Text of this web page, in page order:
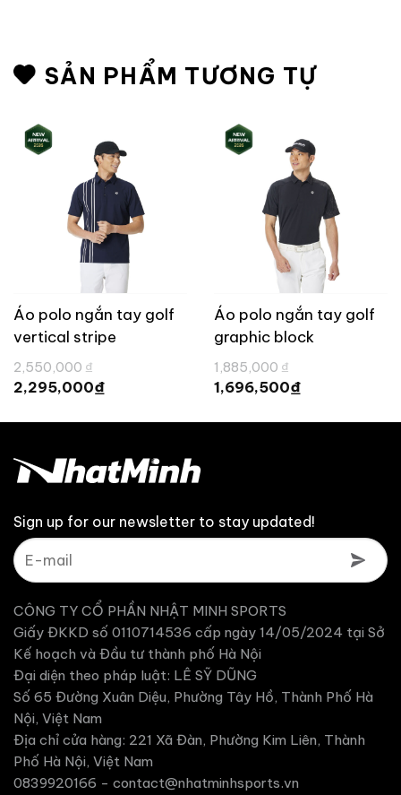
SẢN PHẨM TƯƠNG TỰ
Áo polo ngắn tay golf
vertical stripe
TaylorMade TL758
2,550,000 ₫
gốc
là:
2,295,000₫
là:
Áo polo ngắn tay golf
graphic block
TaylorMade TL742
1,885,000 ₫
gốc
là:
1,696,500₫
là:
Sign up for our newsletter to stay updated!
CÔNG TY CỔ PHẦN NHẬT MINH SPORTS
Giấy ĐKKD số 0110714536 cấp ngày 14/05/2024 tại Sở
Kế hoạch và Đầu tư thành phố Hà Nội
Đại diện theo pháp luật: LÊ SỸ DŨNG
Số 65 Đường Xuân Diệu, Phường Tây Hồ, Thành Phố Hà
Nội, Việt Nam
Địa chỉ cửa hàng: 221 Xã Đàn, Phường Kim Liên, Thành
Phố Hà Nội, Việt Nam
0839920166 - contact@nhatminhsports.vn